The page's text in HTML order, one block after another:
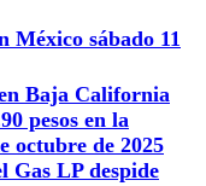
México sábado 11
Baja California
pesos en la
octubre de 2025
Gas LP despide